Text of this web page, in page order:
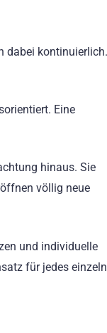
dabei
Eine
hinaus. Sie
völlig neue
und individuelle
für jedes